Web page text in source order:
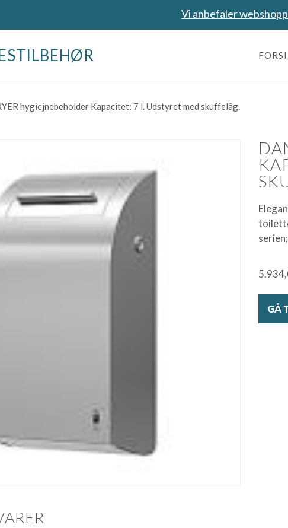
Vi anbefaler
hygiejnebeholder Kapacitet: 7 l. Udstyret med skuffelåg.
GÅ